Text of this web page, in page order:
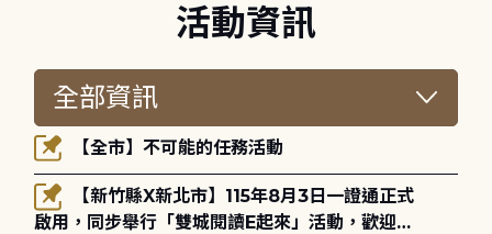
活動資訊
【全市】不可能的任務活動
啟用，同步舉行「雙城閱讀E起來」活動，歡迎踴